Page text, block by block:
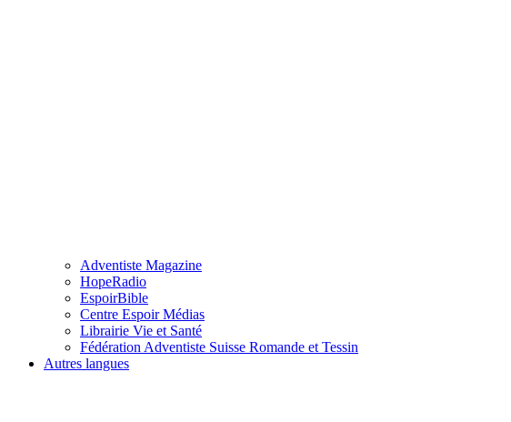
Adventiste Magazine
HopeRadio
EspoirBible
Centre Espoir Médias
Librairie Vie et Santé
Fédération Adventiste Suisse Romande et Tessin
Autres langues